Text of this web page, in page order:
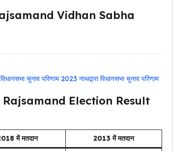
Rajsamand Vidhan Sabha
चुनाव परिणाम 2023 नाथद्वारा विधानसभा चुनाव परिणाम
| Rajsamand Election Result
में मतदान 2013 में मतदान